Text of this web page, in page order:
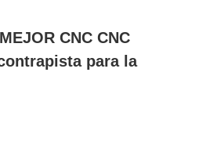
CNC CNC
para la